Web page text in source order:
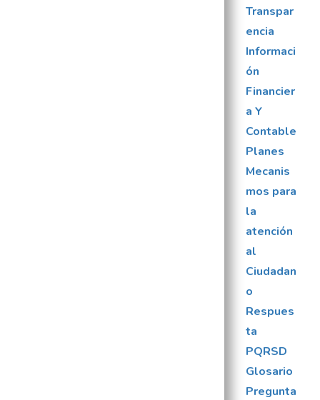
Transpar
encia
Informaci
ón
Financier
a Y
Contable
Planes
Mecanis
mos para
la
atención
al
Ciudadan
o
Respues
ta
PQRSD
Glosario
Pregunta